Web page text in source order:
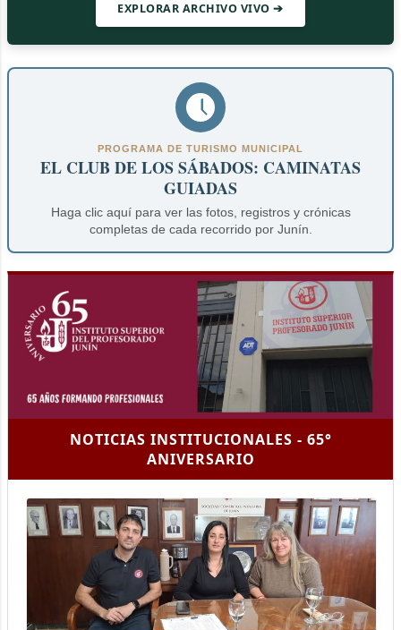
EXPLORAR ARCHIVO VIVO ➔
PROGRAMA DE TURISMO MUNICIPAL
EL CLUB DE LOS SÁBADOS: CAMINATAS
GUIADAS
Haga clic aquí para ver las fotos, registros y crónicas
completas de cada recorrido por Junín.
NOTICIAS INSTITUCIONALES - 65°
ANIVERSARIO